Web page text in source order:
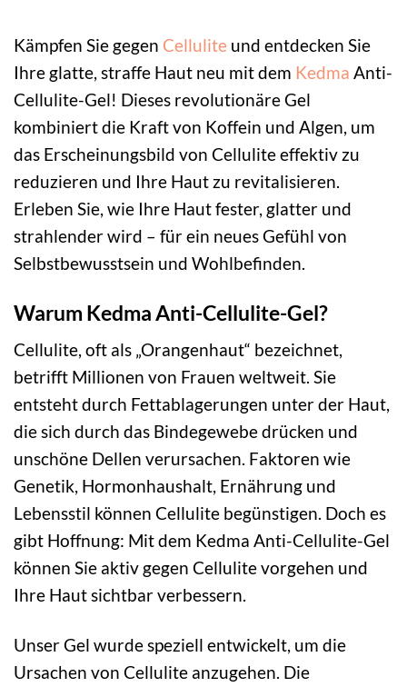
Kämpfen Sie gegen Cellulite und entdecken Sie
Ihre glatte, straffe Haut neu mit dem Kedma Anti-
Cellulite-Gel! Dieses revolutionäre Gel
kombiniert die Kraft von Koffein und Algen, um
das Erscheinungsbild von Cellulite effektiv zu
reduzieren und Ihre Haut zu revitalisieren.
Erleben Sie, wie Ihre Haut fester, glatter und
strahlender wird – für ein neues Gefühl von
Selbstbewusstsein und Wohlbefinden.
Warum Kedma Anti-Cellulite-Gel?
Cellulite, oft als „Orangenhaut“ bezeichnet,
betrifft Millionen von Frauen weltweit. Sie
entsteht durch Fettablagerungen unter der Haut,
die sich durch das Bindegewebe drücken und
unschöne Dellen verursachen. Faktoren wie
Genetik, Hormonhaushalt, Ernährung und
Lebensstil können Cellulite begünstigen. Doch es
gibt Hoffnung: Mit dem Kedma Anti-Cellulite-Gel
können Sie aktiv gegen Cellulite vorgehen und
Ihre Haut sichtbar verbessern.
Unser Gel wurde speziell entwickelt, um die
Ursachen von Cellulite anzugehen. Die